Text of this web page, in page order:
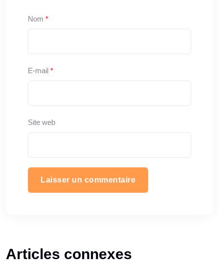
Nom *
E-mail *
Site web
Articles connexes